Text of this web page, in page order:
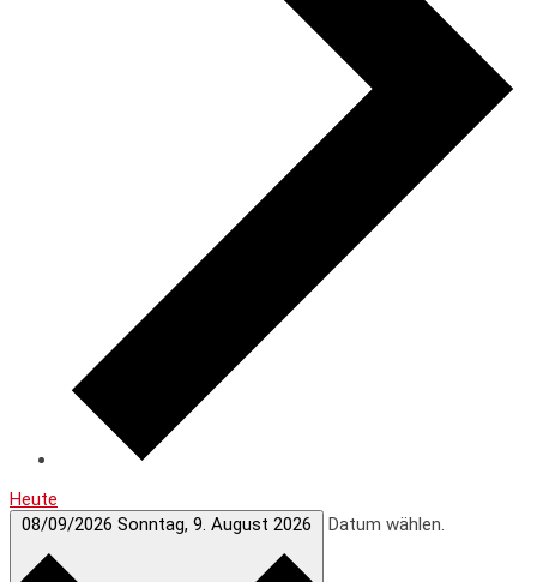
Heute
08/09/2026 Sonntag, 9. August 2026 Datum wählen.